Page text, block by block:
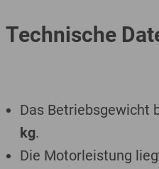
Technische
Das Betriebsgewicht
kg.
Die Motorleistung